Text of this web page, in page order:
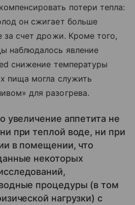
потери тепла:
он сжигает больше
за счет дрожи. Кроме того,
наблюдалось явление
снижение температуры
пища могла служить
для разогрева.
увеличение аппетита не
при теплой воде, ни при
в помещении, что
некоторых
процедуры (в том
нагрузки) с